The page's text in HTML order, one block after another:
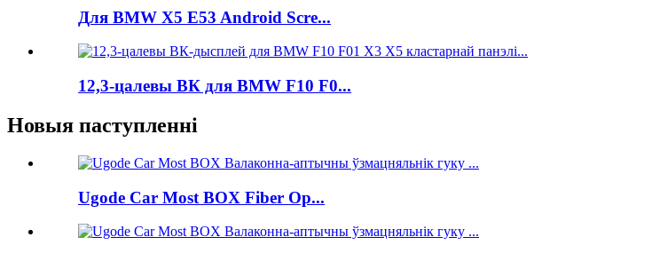
Для BMW X5 E53 Android Scre...
12,3-цалевы ВК для BMW F10 F0...
Новыя паступленні
Ugode Car Most BOX Fiber Op...